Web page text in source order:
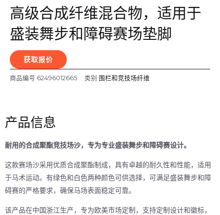
高级合成纤维混合物，适用于
盛装舞步和障碍赛场垫脚
获取报价
商品编号 62496012665 类别 围栏和竞技场纤维
产品信息
耐用的合成聚酯竞技场沙，专为专业盛装舞步和障碍赛设计。
这款赛场沙采用优质合成聚酯制成，具有卓越的耐久性和性能，适用
于马术运动。有绿色和白色两种颜色可供选择，可满足盛装舞步和障
碍赛的严格要求，确保马场表面稳定可靠。
该产品在中国浙江生产，专为欧美市场定制，支持定制设计和徽标，